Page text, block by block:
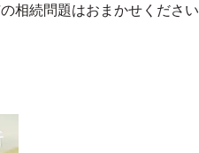
相続問題はおまかせください